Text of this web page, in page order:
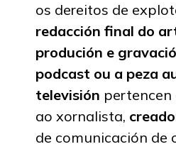
os dereitos de
redacción final do
produción e
podcast ou a peza
televisión pertencen
ao xornalista,
de comunicación de